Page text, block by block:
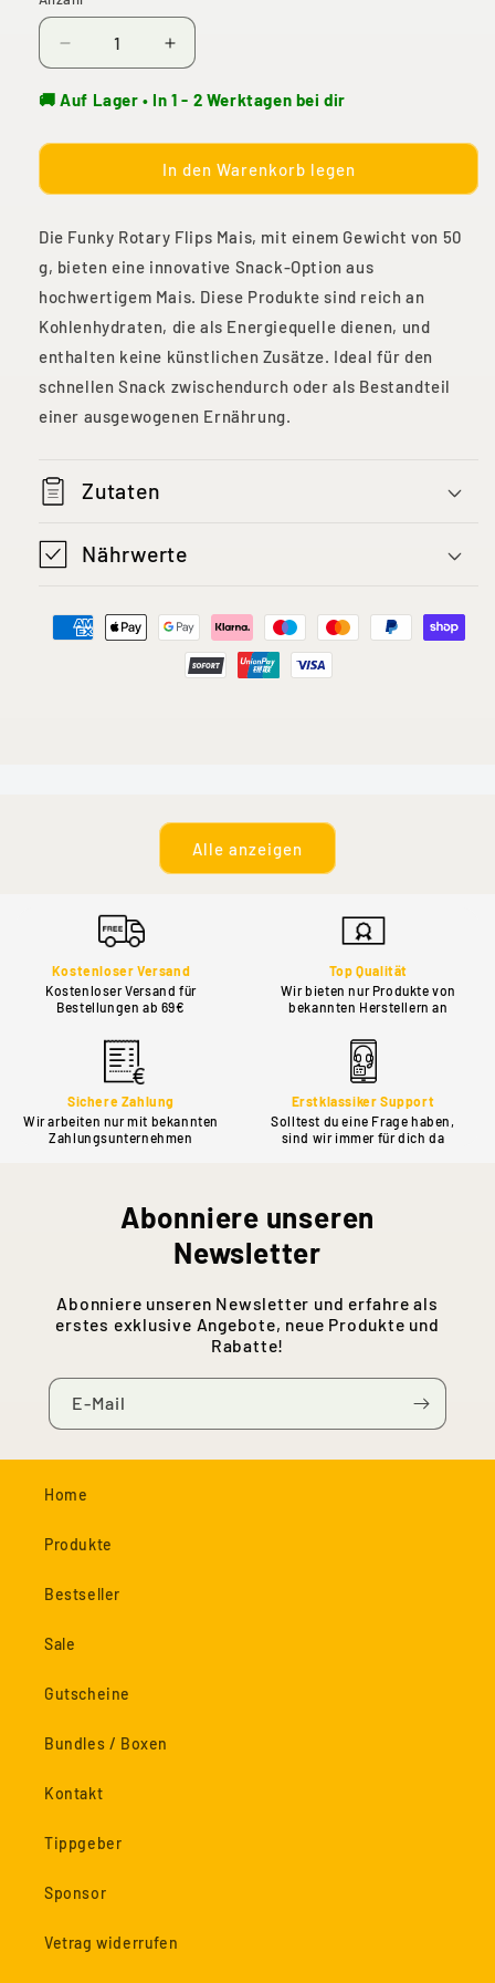
Verringere
die
Menge
Funky
Flips
50g
Erhöhe
die
Menge
Funky
Rotary
Flips
50g
🚚 Auf Lager • In 1 - 2 Werktagen bei dir
In den Warenkorb legen
Die Funky Rotary Flips Mais, mit einem Gewicht von 50
g, bieten eine innovative Snack-Option aus
hochwertigem Mais. Diese Produkte sind reich an
Kohlenhydraten, die als Energiequelle dienen, und
enthalten keine künstlichen Zusätze. Ideal für den
schnellen Snack zwischendurch oder als Bestandteil
einer ausgewogenen Ernährung.
Zutaten
Nährwerte
Alle anzeigen
Kostenloser Versand
Kostenloser Versand für
Bestellungen ab 69€
Top Qualität
Wir bieten nur Produkte von
bekannten Herstellern an
Sichere Zahlung
Wir arbeiten nur mit bekannten
Zahlungsunternehmen
Erstklassiker Support
Solltest du eine Frage haben,
sind wir immer für dich da
Abonniere unseren
Newsletter
Abonniere unseren Newsletter und erfahre als
erstes exklusive Angebote, neue Produkte und
Rabatte!
E-Mail
Home
Produkte
Bestseller
Sale
Gutscheine
Bundles / Boxen
Kontakt
Tippgeber
Sponsor
Vetrag widerrufen